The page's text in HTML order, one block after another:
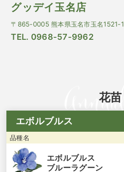
グッデイ玉名店
〒865-0005 熊本県玉名市玉名1521-1
TEL. 0968-57-9962
花苗
エボルブルス
品種名
エボルブルス
ブルーラグーン